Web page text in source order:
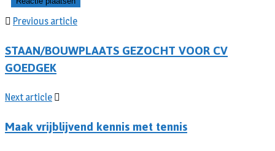
Previous article
STAAN/BOUWPLAATS GEZOCHT VOOR CV
GOEDGEK
Next article
Maak vrijblijvend kennis met tennis